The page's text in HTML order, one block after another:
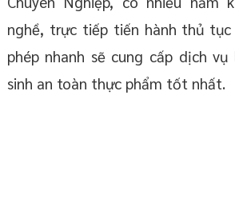
nghề, trực tiếp tiến hành thủ
phép nhanh sẽ cung cấp dịch
sinh an toàn thực phẩm tốt nhất.